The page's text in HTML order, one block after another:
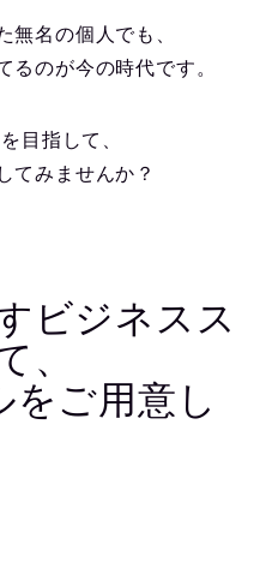
無名の個人でも、
るのが今の時代です。
目指して、
てみませんか？
ビジネスス
、
をご用意し